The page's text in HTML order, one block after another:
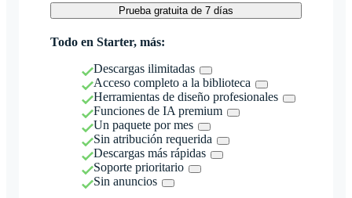
Prueba gratuita de 7 días
Todo en Starter, más:
Descargas ilimitadas
Acceso completo a la biblioteca
Herramientas de diseño profesionales
Funciones de IA premium
Un paquete por mes
Sin atribución requerida
Descargas más rápidas
Soporte prioritario
Sin anuncios